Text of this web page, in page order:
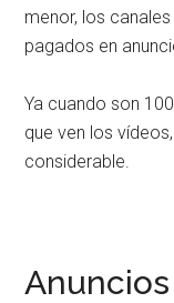
menor, los
pagados en
Ya cuando son
que ven los
considerable.